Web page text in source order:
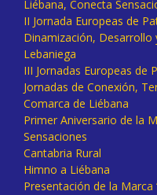
Liébana, Conecta
II Jornada Europeas de
Dinamización,
Lebaniega
III Jornadas Europeas de
Jornadas de Conexión,
Comarca de Liébana
Primer Aniversario de la
Sensaciones
Cantabria Rural
Himno a Liébana
Presentación de la Marca